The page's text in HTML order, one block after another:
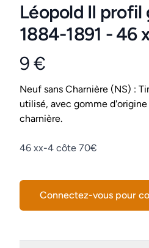
Léopold II profil
1884-1891 - 46
Product information
9 €
Conditions
Neuf sans Charnière (NS) :
utilisé, avec gomme
charnière.
Description
46 xx-4 côte 70€
Connectez-vous pour